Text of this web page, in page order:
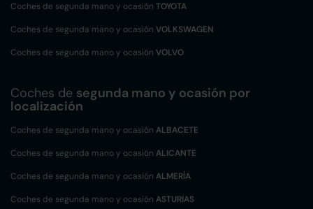
Coches de segunda mano y ocasión TOYOTA
Coches de segunda mano y ocasión VOLKSWAGEN
Coches de segunda mano y ocasión VOLVO
Coches de segunda mano y ocasión por
localización
Coches de segunda mano y ocasión ALBACETE
Coches de segunda mano y ocasión ALICANTE
Coches de segunda mano y ocasión ALMERÍA
Coches de segunda mano y ocasión ASTURIAS